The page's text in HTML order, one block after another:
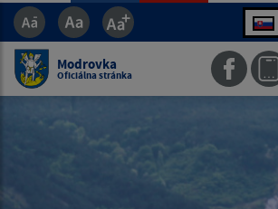
Jazyk
Modrovka
Oficiálna stránka